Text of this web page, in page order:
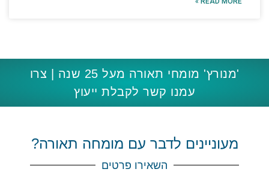
'מנורץ' מומחי תאורה מעל 25 שנה | צרו
עמנו קשר לקבלת ייעוץ
מעוניינים לדבר עם מומחה תאורה?
השאירו פרטים